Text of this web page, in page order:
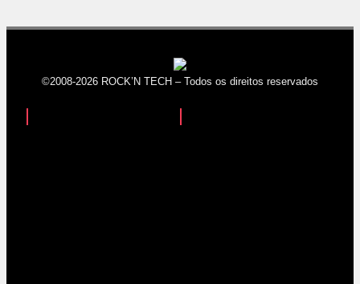
©2008-2026 ROCK’N TECH – Todos os direitos reservados